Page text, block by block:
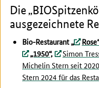
Die
ausgezeichnete
Bio-Restaurant „
„1950“,
Simon
Michelin Stern seit
Stern 2024 für das